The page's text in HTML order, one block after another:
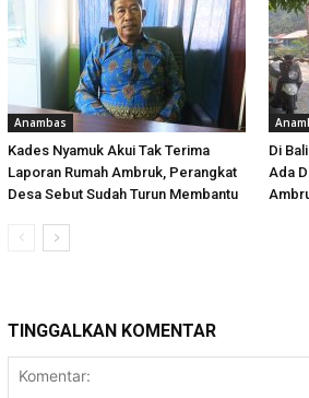
Anambas
Kades Nyamuk Akui Tak Terima
Laporan Rumah Ambruk, Perangkat
Desa Sebut Sudah Turun Membantu
Di
Ada
TINGGALKAN KOMENTAR